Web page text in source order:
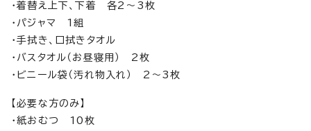
・着替え上下、下着 各2～3枚
・パジャマ 1組
・手拭き、口拭きタオル
・バスタオル（お昼寝用） 2枚
・ビニール袋（汚れ物入れ） 2～3枚
【必要な方のみ】
・紙おむつ 10枚